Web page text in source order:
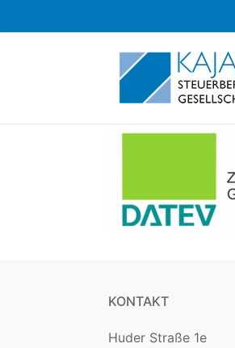
Inhalt
KONTAKT
Huder Straße 1e